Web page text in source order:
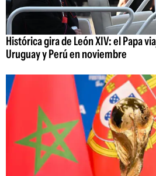
Histórica gira de León XIV: el Papa
Uruguay y Perú en noviembre